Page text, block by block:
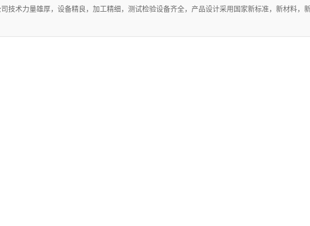
技术力量雄厚，设备精良，加工精细，测试检验设备齐全，产品设计采用国家新标准，新材料，